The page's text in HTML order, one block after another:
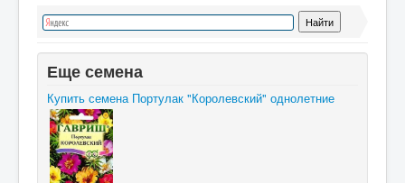
Еще семена
Купить семена Портулак "Королевский" однолетние